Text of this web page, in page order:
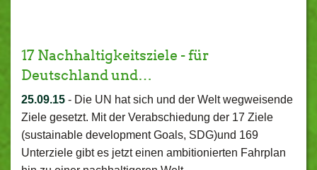
17 Nachhaltigkeitsziele - für
Deutschland und…
25.09.15 - Die UN hat sich und der Welt wegweisende
Ziele gesetzt. Mit der Verabschiedung der 17 Ziele
(sustainable development Goals, SDG)und 169
Unterziele gibt es jetzt einen ambitionierten Fahrplan